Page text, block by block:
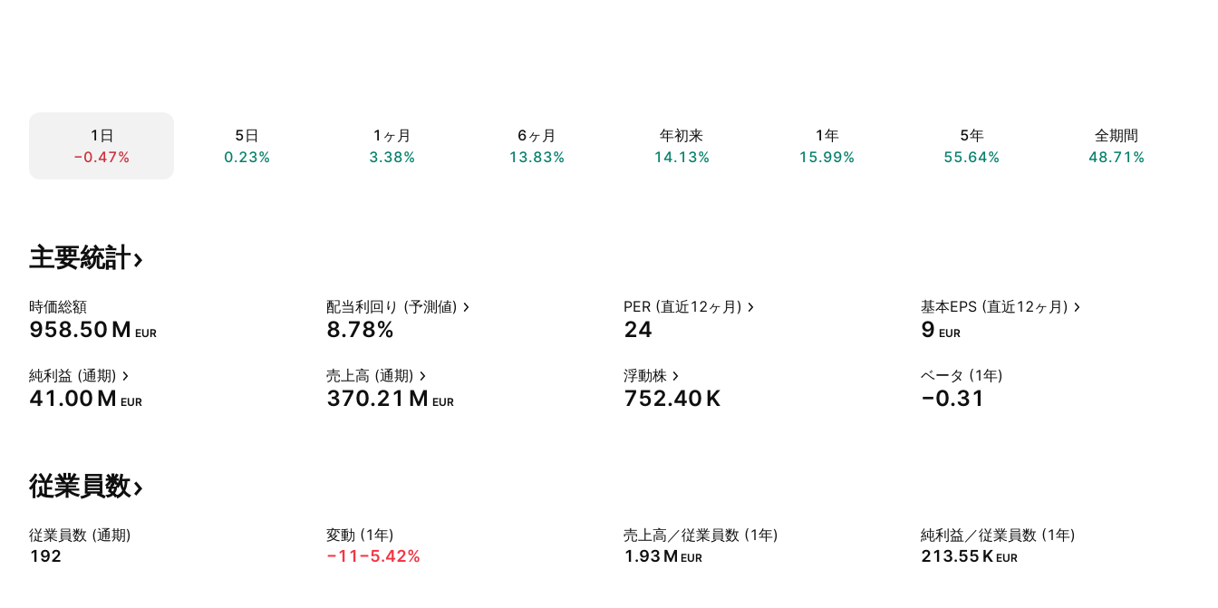
1日
−0.47%
5日
0.23%
1ヶ月
3.38%
6ヶ月
13.83%
年初来
14.13%
1年
15.99%
5年
55.64%
全期間
48.71%
主要統計
時価総額
‪958.50 M‬ EUR
配当利回り (予測値)
8.78%
PER (直近12ヶ月)
24
基本EPS (直近12ヶ月)
9 EUR
純利益 (通期)
‪41.00 M‬ EUR
売上高 (通期)
‪370.21 M‬ EUR
浮動株
‪752.40 K‬
ベータ (1年)
−0.31
従業員数
従業員数 (通期)
192
変動 (1年)
−11−5.42%
売上高／従業員数 (1年)
‪1.93 M‬ EUR
純利益／従業員数 (1年)
‪213.55 K‬ EUR